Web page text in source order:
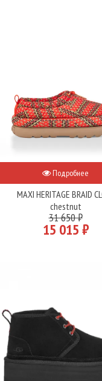
Подробнее
MAXI HERITAGE BRAID
chestnut
31 650 ₽
15 015 ₽